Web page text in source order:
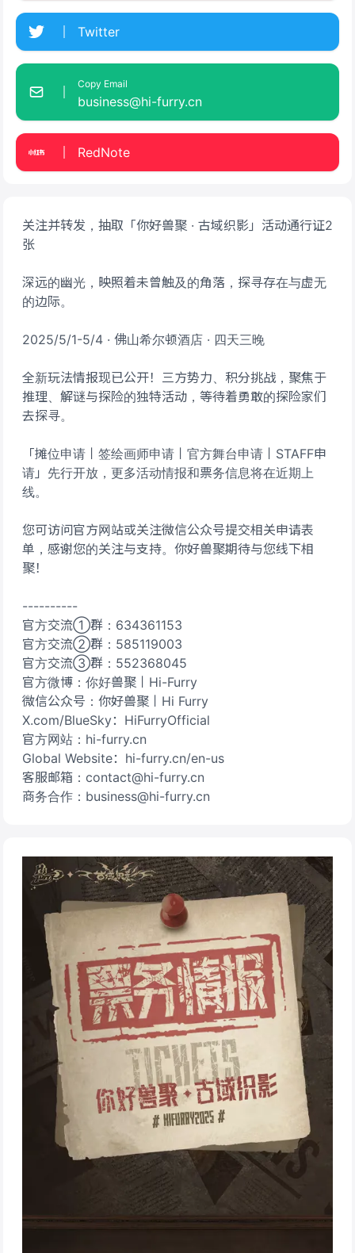
关注并转发，抽取「你好兽聚 · 古域织影」活动通行证2
张
深远的幽光，映照着未曾触及的角落，探寻存在与虚无
的边际。
2025/5/1-5/4 · 佛山希尔顿酒店 · 四天三晚
全新玩法情报现已公开！三方势力、积分挑战，聚焦于
推理、解谜与探险的独特活动，等待着勇敢的探险家们
去探寻。
「摊位申请丨签绘画师申请丨官方舞台申请丨STAFF申
请」先行开放，更多活动情报和票务信息将在近期上
线。
您可访问官方网站或关注微信公众号提交相关申请表
单，感谢您的关注与支持。你好兽聚期待与您线下相
聚！
----------
官方交流①群：634361153
官方交流②群：585119003
官方交流③群：552368045
官方微博：你好兽聚丨Hi-Furry
微信公众号：你好兽聚丨Hi Furry
X.com/BlueSky：HiFurryOfficial
官方网站：hi-furry.cn
Global Website：hi-furry.cn/en-us
客服邮箱：contact@hi-furry.cn
商务合作：business@hi-furry.cn
Twitter
Copy Email
business@hi-furry.cn
RedNote